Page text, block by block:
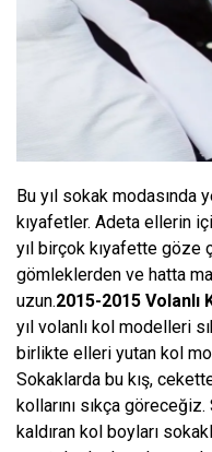
Bu yıl sokak modasında
kıyafetler. Adeta ellerin
yıl birçok kıyafette göze
gömleklerden ve hatta
uzun.2015-2015 Volanlı
yıl volanlı kol modelleri
birlikte elleri yutan kol
Sokaklarda bu kış,
kollarını sıkça
kaldıran kol boyları